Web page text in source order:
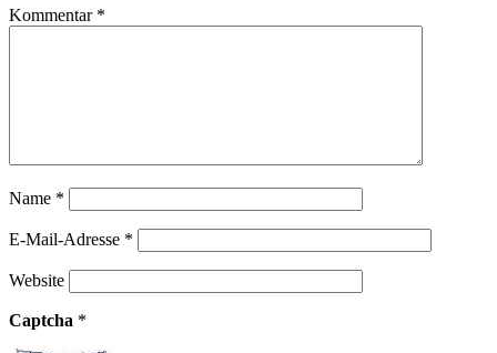
Kommentar *
Name *
E-Mail-Adresse *
Website
Captcha *